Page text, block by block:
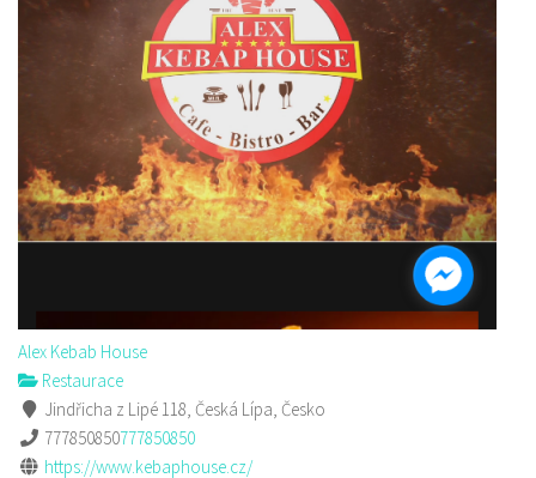
Alex Kebab House
Restaurace
Jindřicha z Lipé 118, Česká Lípa, Česko
777850850777850850
https://www.kebaphouse.cz/